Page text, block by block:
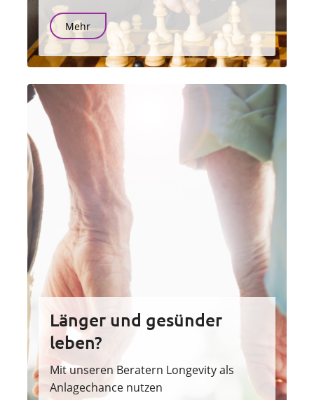
Mehr
Länger und gesünder
leben?
Mit unseren Beratern Longevity als
Anlagechance nutzen